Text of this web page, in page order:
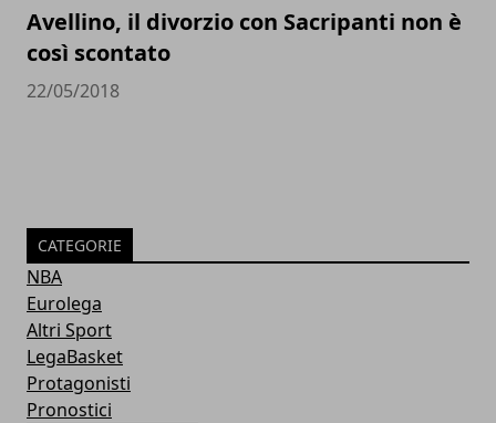
Avellino, il divorzio con Sacripanti non è
così scontato
22/05/2018
CATEGORIE
NBA
Eurolega
Altri Sport
LegaBasket
Protagonisti
Pronostici